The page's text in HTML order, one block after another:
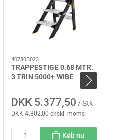
407808023
TRAPPESTIGE 0.68 MTR.
3 TRIN 5000+ WIBE
DKK 5.377,50 / Stk
DKK 4.302,00 ekskl. moms
Køb nu